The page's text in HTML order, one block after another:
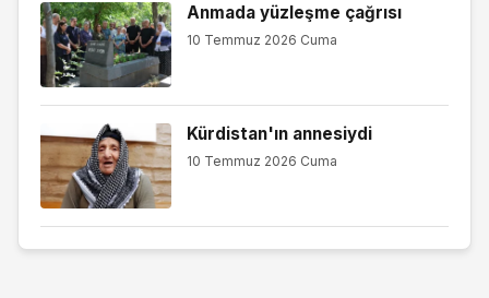
Anmada yüzleşme çağrısı
10 Temmuz 2026 Cuma
Kürdistan'ın annesiydi
10 Temmuz 2026 Cuma